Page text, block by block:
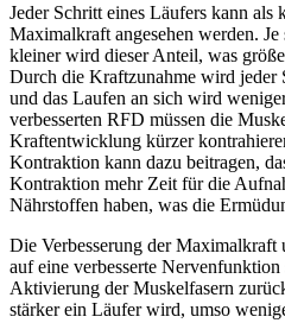
Jeder Schritt eines Läufers kann
Maximalkraft angesehen werden.
kleiner wird dieser Anteil, was
Durch die Kraftzunahme wird jeder
und das Laufen an sich wird
verbesserten RFD müssen die
Kraftentwicklung kürzer
Kontraktion kann dazu beitragen,
Kontraktion mehr Zeit für die
Nährstoffen haben, was die
Die Verbesserung der
auf eine verbesserte
Aktivierung der Muskelfasern
stärker ein Läufer wird, umso